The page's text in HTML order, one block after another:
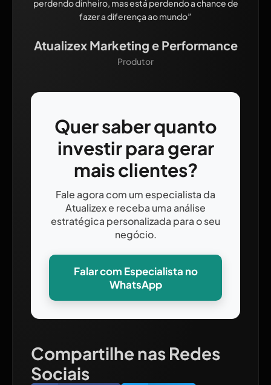
perdendo dinheiro, mas está perdendo a chance de
fazer a diferença ao mundo”
Atualizex Marketing e Performance
Produtor
Quer saber quanto
investir para gerar
mais clientes?
Fale agora com um especialista da
Atualizex e receba uma análise
estratégica personalizada para o seu
negócio.
Falar com Especialista no
WhatsApp
Compartilhe nas Redes
Sociais